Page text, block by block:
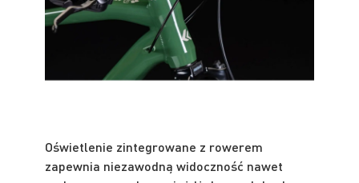
Oświetlenie zintegrowane z rowerem
zapewnia niezawodną widoczność nawet